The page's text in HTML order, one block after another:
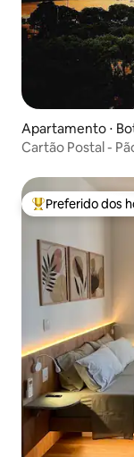
Apartamento ⋅
Cartão Postal -
Entre os
Preferido dos